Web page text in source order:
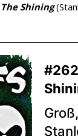
The Shining